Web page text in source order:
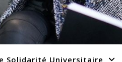
Solidarité Universitaire